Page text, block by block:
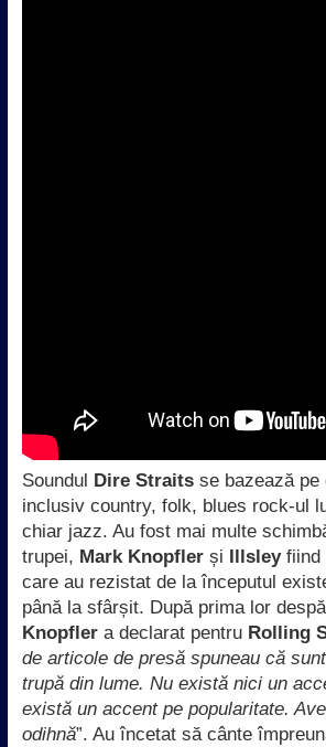
Soundul Dire Straitsse bazează pe
inclusiv country, folk, blues rock-ul
chiar jazz. Au fost mai multe
trupei, Mark Knopfler și Illsley fiind
care au rezistat de la începutul
până la sfârșit. După prima lor
Knopflera declarat pentru Rolling
de articole de presă spuneau că
trupă din lume. Nu există nici un
există un accent pe popularitate.
odihnă”. Au încetat să cânte